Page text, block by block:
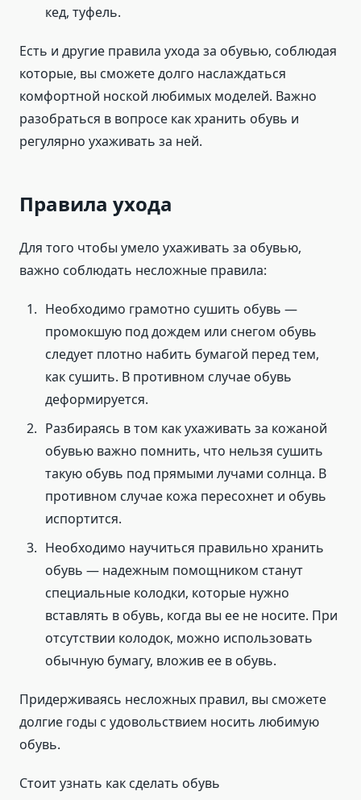
кед, туфель.
Есть и другие правила ухода за обувью, соблюдая
которые, вы сможете долго наслаждаться
комфортной ноской любимых моделей. Важно
разобраться в вопросе как хранить обувь и
регулярно ухаживать за ней.
Правила ухода
Для того чтобы умело ухаживать за обувью,
важно соблюдать несложные правила:
Необходимо грамотно сушить обувь —
промокшую под дождем или снегом обувь
следует плотно набить бумагой перед тем,
как сушить. В противном случае обувь
деформируется.
Разбираясь в том как ухаживать за кожаной
обувью важно помнить, что нельзя сушить
такую обувь под прямыми лучами солнца. В
противном случае кожа пересохнет и обувь
испортится.
Необходимо научиться правильно хранить
обувь — надежным помощником станут
специальные колодки, которые нужно
вставлять в обувь, когда вы ее не носите. При
отсутствии колодок, можно использовать
обычную бумагу, вложив ее в обувь.
Придерживаясь несложных правил, вы сможете
долгие годы с удовольствием носить любимую
обувь.
Стоит узнать как сделать обувь